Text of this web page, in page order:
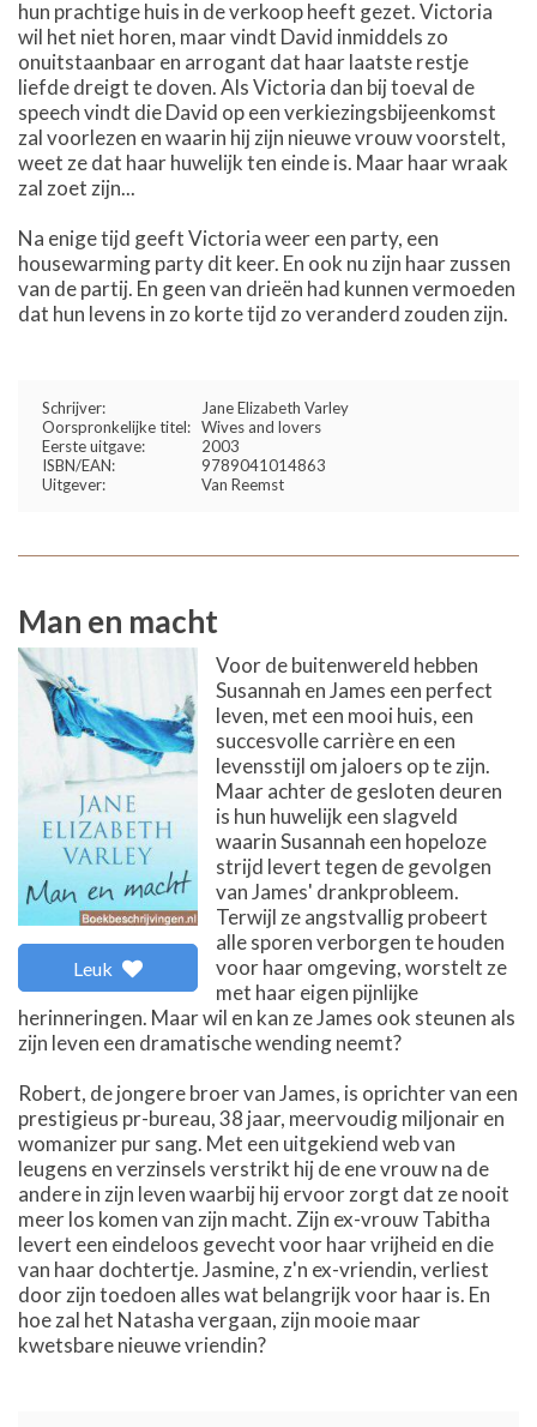
hun prachtige huis in de verkoop heeft gezet. Victoria
wil het niet horen, maar vindt David inmiddels zo
onuitstaanbaar en arrogant dat haar laatste restje
liefde dreigt te doven. Als Victoria dan bij toeval de
speech vindt die David op een verkiezingsbijeenkomst
zal voorlezen en waarin hij zijn nieuwe vrouw voorstelt,
weet ze dat haar huwelijk ten einde is. Maar haar wraak
zal zoet zijn...
Na enige tijd geeft Victoria weer een party, een
housewarming party dit keer. En ook nu zijn haar zussen
van de partij. En geen van drieën had kunnen vermoeden
dat hun levens in zo korte tijd zo veranderd zouden zijn.
Schrijver:
Jane Elizabeth Varley
Oorspronkelijke titel: Wives and lovers
Eerste uitgave:
2003
ISBN/EAN:
9789041014863
Uitgever:
Van Reemst
Man en macht
Leuk
Voor de buitenwereld hebben
Susannah en James een perfect
leven, met een mooi huis, een
succesvolle carrière en een
levensstijl om jaloers op te zijn.
Maar achter de gesloten deuren
is hun huwelijk een slagveld
waarin Susannah een hopeloze
strijd levert tegen de gevolgen
van James' drankprobleem.
Terwijl ze angstvallig probeert
alle sporen verborgen te houden
voor haar omgeving, worstelt ze
met haar eigen pijnlijke
herinneringen. Maar wil en kan ze James ook steunen als
zijn leven een dramatische wending neemt?
Robert, de jongere broer van James, is oprichter van een
prestigieus pr-bureau, 38 jaar, meervoudig miljonair en
womanizer pur sang. Met een uitgekiend web van
leugens en verzinsels verstrikt hij de ene vrouw na de
andere in zijn leven waarbij hij ervoor zorgt dat ze nooit
meer los komen van zijn macht. Zijn ex-vrouw Tabitha
levert een eindeloos gevecht voor haar vrijheid en die
van haar dochtertje. Jasmine, z'n ex-vriendin, verliest
door zijn toedoen alles wat belangrijk voor haar is. En
hoe zal het Natasha vergaan, zijn mooie maar
kwetsbare nieuwe vriendin?